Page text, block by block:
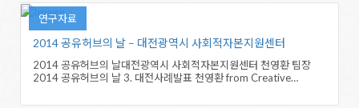
연구자료
2014 공유허브의 날 – 대전광역시 사회적자본지원센터
2014 공유허브의 날대전광역시 사회적자본지원센터 천영환 팀장
2014 공유허브의 날 3. 대전사례발표 천영환 from Creative…